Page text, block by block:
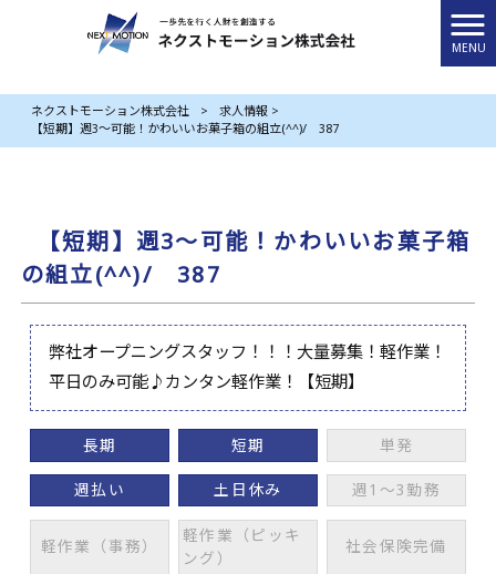
MENU
ネクストモーション株式会社 > 求人情報 >
【短期】週3～可能！かわいいお菓子箱の組立(^^)/ 387
【短期】週3～可能！かわいいお菓子箱
の組立(^^)/ 387
弊社オープニングスタッフ！！！大量募集！軽作業！
平日のみ可能♪カンタン軽作業！【短期】
長期 短期 単発
週払い 土日休み 週1～3勤務
軽作業（事務）
軽作業（ピッキ
ング）
社会保険完備